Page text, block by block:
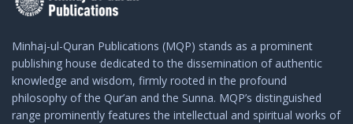
Minhaj-ul-Quran Publications (MQP) stands as a prominent
publishing house dedicated to the dissemination of authentic
knowledge and wisdom, firmly rooted in the profound
philosophy of the Qur’an and the Sunna. MQP’s distinguished
range prominently features the intellectual and spiritual works of